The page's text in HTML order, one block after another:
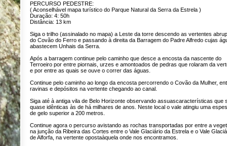
PERCURSO PEDESTRE:
( Aconselhável mapa turístico do Parque Natural da Serra da Estrela )
Duração: 4: 50h
Distância: 13 km
Siga o trilho (assinalado no mapa) a Leste da torre descendo as vertentes
do Covão do Ferro e passando à direita da Barragem do Padre Alfredo cujas
abastecem Unhais da Serra.
Após a barragem continue pelo caminho que desce a encosta da nascente do
Terroeiro por entre piornais, urzes e amontoados de pedras que rolaram da
e por entre as quais se ouve o correr das águas.
Continue pelo caminho ao longo da encosta percorrendo o Covão da Mulher,
ravinas e depósitos na vertente chegando ao canal.
Siga até à antiga vila de Belo Horizonte observando assuascaracterísticas que
quase idênticas às de há milhares de anos. Neste local o vale atingiu uma
de gelo superior a 200 metros.
Continue agora o percurso avistando as rochas transportadas por entre a
na junção da Ribeira das Cortes entre o Vale Glaciário da Estrela e o Vale
de Alforfa, na vertente opostaàquela onde nos encontramos.